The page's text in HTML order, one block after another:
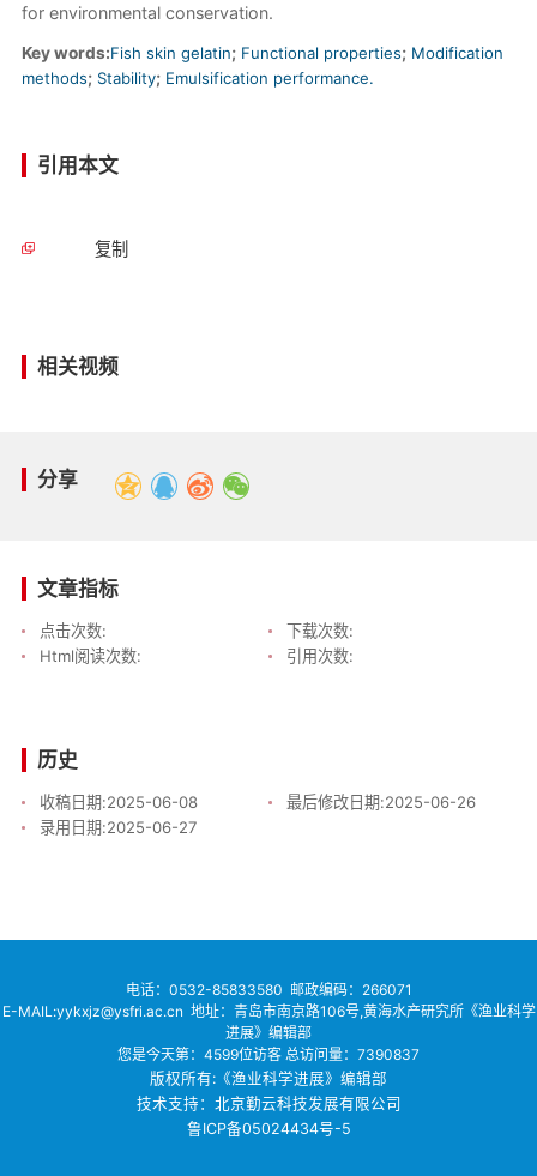
for environmental conservation.
Key words:Fish skin gelatin;Functional properties;Modification
methods;Stability;Emulsification performance.
引用本文
复制
相关视频
分享
文章指标
点击次数:
下载次数:
Html阅读次数:
引用次数:
历史
收稿日期:2025-06-08 最后修改日期:2025-06-26
录用日期:2025-06-27
电话： 0532-85833580 邮政编码：266071
E-MAIL:yykxjz@ysfri.ac.cn 地址：青岛市南京路106号,黄海水产研究所《渔业科学
进展》编辑部
您是今天第： 4599位访客 总访问量： 7390837
版权所有:《渔业科学进展》编辑部
技术支持：北京勤云科技发展有限公司
鲁ICP备05024434号-5